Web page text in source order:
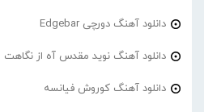
دانلود آهنگ دورچی Edgebar
دانلود آهنگ نوید مقدس آه از نگاهت
دانلود آهنگ کوروش فیانسه